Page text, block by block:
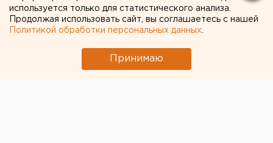
используется только для статистического анализа.
Продолжая использовать сайт, вы соглашаетесь с нашей
Политикой обработки персональных данных
Принимаю